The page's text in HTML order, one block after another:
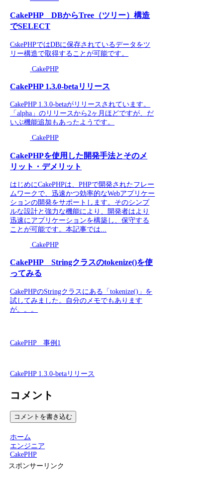
CakePHP DBからTree（ツリー）構造
でSELECT
CskePHPではDBに保存されているデータをツ
リー構造で取得することが可能です。
CakePHP
CakePHP 1.3.0-betaリリース
CakePHP 1.3.0-betaがリリースされています。
「alpha」のリリースから2ヶ月ほどですが、だ
いぶ機能追加もあったようです。
CakePHP
CakePHPを使用した開発手法とそのメ
リット・デメリット
はじめにCakePHPは、PHPで開発されたフレー
ムワークで、迅速かつ効率的なWebアプリケー
ションの開発をサポートします。そのシンプ
ルな設計と強力な機能により、開発者はより
迅速にアプリケーションを構築し、保守する
ことが可能です。本記事では...
CakePHP
CakePHP Stringクラスのtokenize()を使
ってみる
CakePHPのStringクラスにある「tokenize()」を
試してみました。自分のメモでもあります
が。。。
CakePHP 事例1
CakePHP 1.3.0-betaリリース
コメント
コメントを書き込む
ホーム
エンジニア
CakePHP
スポンサーリンク